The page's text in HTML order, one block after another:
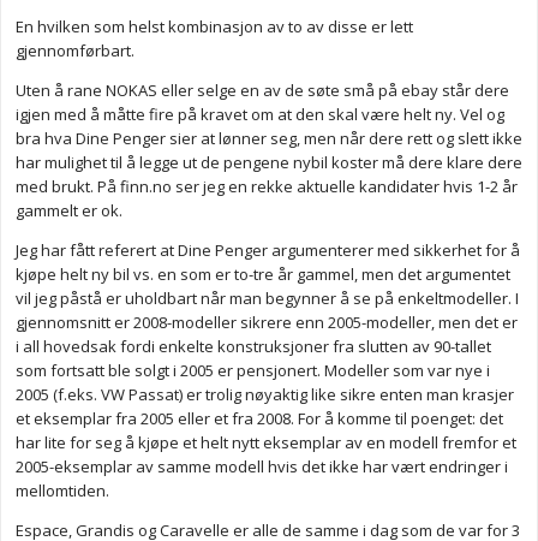
En hvilken som helst kombinasjon av to av disse er lett
gjennomførbart.
Uten å rane NOKAS eller selge en av de søte små på ebay står dere
igjen med å måtte fire på kravet om at den skal være helt ny. Vel og
bra hva Dine Penger sier at lønner seg, men når dere rett og slett ikke
har mulighet til å legge ut de pengene nybil koster må dere klare dere
med brukt. På finn.no ser jeg en rekke aktuelle kandidater hvis 1-2 år
gammelt er ok.
Jeg har fått referert at Dine Penger argumenterer med sikkerhet for å
kjøpe helt ny bil vs. en som er to-tre år gammel, men det argumentet
vil jeg påstå er uholdbart når man begynner å se på enkeltmodeller. I
gjennomsnitt er 2008-modeller sikrere enn 2005-modeller, men det er
i all hovedsak fordi enkelte konstruksjoner fra slutten av 90-tallet
som fortsatt ble solgt i 2005 er pensjonert. Modeller som var nye i
2005 (f.eks. VW Passat) er trolig nøyaktig like sikre enten man krasjer
et eksemplar fra 2005 eller et fra 2008. For å komme til poenget: det
har lite for seg å kjøpe et helt nytt eksemplar av en modell fremfor et
2005-eksemplar av samme modell hvis det ikke har vært endringer i
mellomtiden.
Espace, Grandis og Caravelle er alle de samme i dag som de var for 3